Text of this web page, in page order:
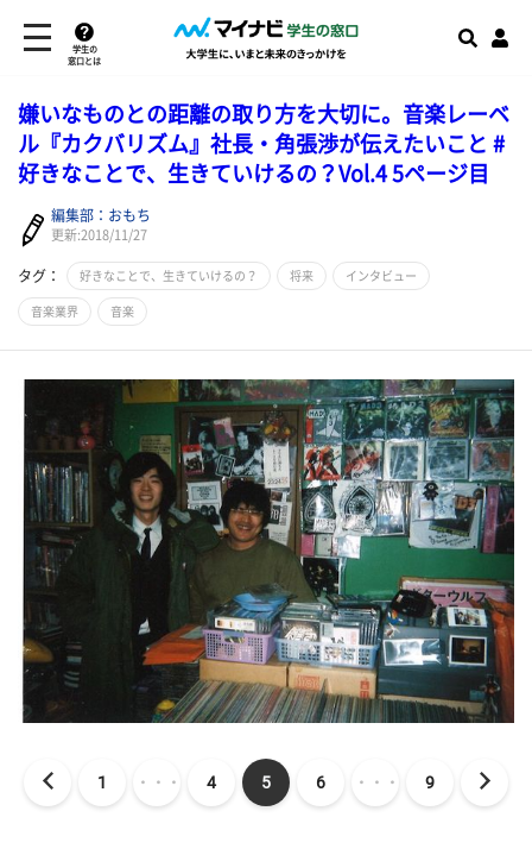
学生の
窓口とは
嫌いなものとの距離の取り方を大切に。音楽レーベ
ル『カクバリズム』社長・角張渉が伝えたいこと #
好きなことで、生きていけるの？Vol.4 5ページ目
編集部：おもち
更新:2018/11/27
タグ： 好きなことで、生きていけるの？ 将来 インタビュー
音楽業界 音楽
1 ・・・ 4 5 6 ・・・ 9